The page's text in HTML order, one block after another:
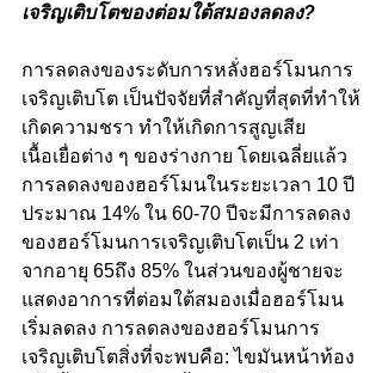
เจริญเติบโตของต่อมใต้สมองลดลง?
การลดลงของระดับการหลั่งฮอร์โมนการ
เจริญเติบโต เป็นปัจจัยที่สำคัญที่สุดที่ทําให้
เกิดความชรา ทำให้เกิดการสูญเสีย
เนื้อเยื่อต่าง ๆ ของร่างกาย โดยเฉลี่ยแล้ว
การลดลงของฮอร์โมนในระยะเวลา 10 ปี
ประมาณ 14% ใน 60-70 ปีจะมีการลดลง
ของฮอร์โมนการเจริญเติบโตเป็น 2 เท่า
จากอายุ 65ถึง 85% ในส่วนของผู้ชายจะ
แสดงอาการที่ต่อมใต้สมองเมื่อฮอร์โมน
เริ่มลดลง การลดลงของฮอร์โมนการ
เจริญเติบโตสิ่งที่จะพบคือ: ไขมันหน้าท้อง